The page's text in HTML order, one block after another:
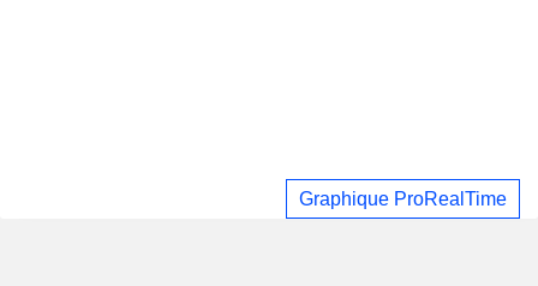
Graphique ProRealTime